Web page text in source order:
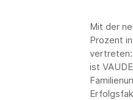
Mit der
Prozent
vertreten:
ist